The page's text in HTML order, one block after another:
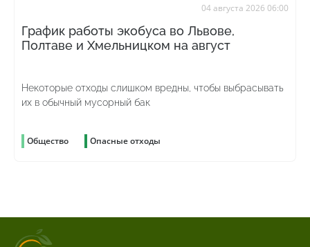
04 августа 2026 06:00
График работы экобуса во Львове,
Полтаве и Хмельницком на август
Некоторые отходы слишком вредны, чтобы выбрасывать
их в обычный мусорный бак
Общество Опасные отходы